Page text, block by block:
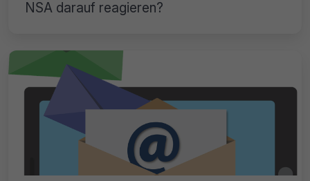
NSA darauf reagieren?